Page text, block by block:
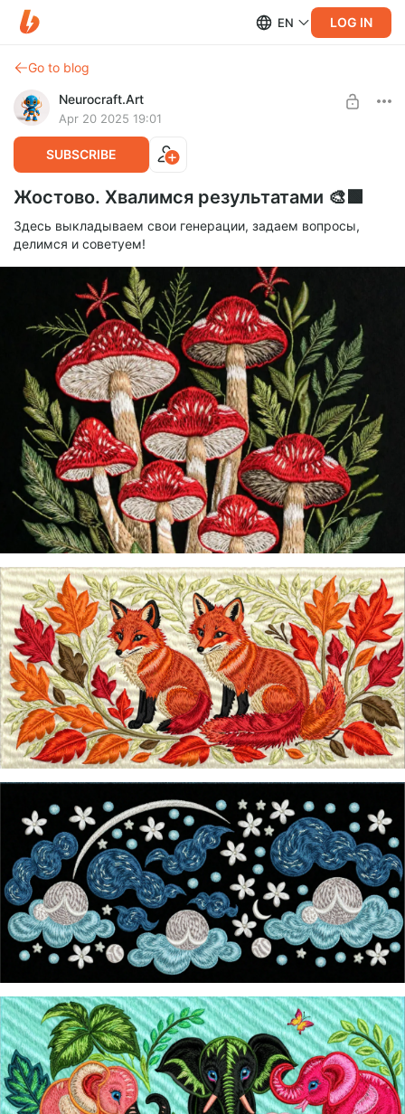
EN LOG IN
Go to blog
Neurocraft.Art
Apr 20 2025 19:01
SUBSCRIBE
Жостово. Хвалимся результатами 🎨🟩
Здесь выкладываем свои генерации, задаем вопросы,
делимся и советуем!